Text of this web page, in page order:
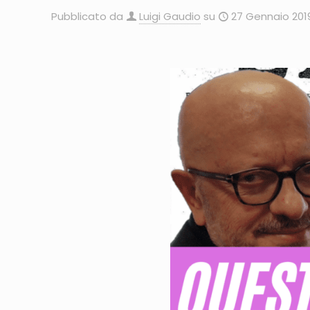
Pubblicato da Luigi Gaudio su 27 Gennaio